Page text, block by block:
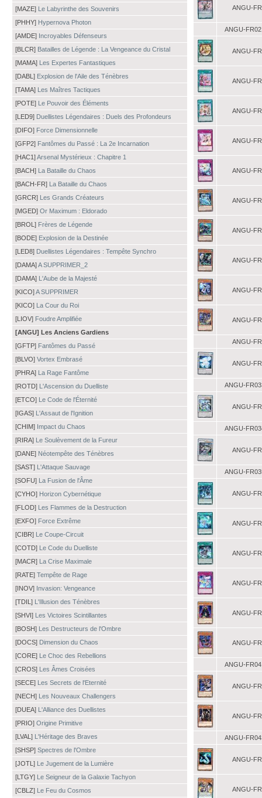
[MAZE] Le Labyrinthe des Souvenirs
[PHHY] Hypernova Photon
[AMDE] Incroyables Défenseurs
[BLCR] Batailles de Légende : La Vengeance du Cristal
[MAMA] Les Expertes Fantastiques
[DABL] Explosion de l'Aile des Ténèbres
[TAMA] Les Maîtres Tactiques
[POTE] Le Pouvoir des Éléments
[LED9] Duellistes Légendaires : Duels des Profondeurs
[DIFO] Force Dimensionnelle
[GFP2] Fantômes du Passé : La 2e Incarnation
[HAC1]Arsenal Mystérieux : Chapitre 1
[BACH] La Bataille du Chaos
[BACH-FR] La Bataille du Chaos
[GRCR] Les Grands Créateurs
[MGED] Or Maximum : Eldorado
[BROL] Frères de Légende
[BODE] Explosion de la Destinée
[LED8] Duellistes Légendaires : Tempête Synchro
[DAMA]A SUPPRIMER_2
[DAMA] L'Aube de la Majesté
[KICO]A SUPPRIMER
[KICO] La Cour du Roi
[LIOV] Foudre Amplifiée
[ANGU] Les Anciens Gardiens
[GFTP] Fantômes du Passé
[BLVO] Vortex Embrasé
[PHRA] La Rage Fantôme
[ROTD] L'Ascension du Duelliste
[ETCO] Le Code de l'Éternité
[IGAS] L'Assaut de l'Ignition
[CHIM] Impact du Chaos
[RIRA] Le Soulèvement de la Fureur
[DANE] Néotempête des Ténèbres
[SAST] L'Attaque Sauvage
[SOFU] La Fusion de l'Âme
[CYHO] Horizon Cybernétique
[FLOD] Les Flammes de la Destruction
[EXFO] Force Extrême
[CIBR] Le Coupe-Circuit
[COTD] Le Code du Duelliste
[MACR] La Crise Maximale
[RATE] Tempête de Rage
[INOV] Invasion: Vengeance
[TDIL] L'Illusion des Ténèbres
[SHVI] Les Victoires Scintillantes
[BOSH] Les Destructeurs de l'Ombre
[DOCS] Dimension du Chaos
[CORE] Le Choc des Rebellions
[CROS] Les Âmes Croisées
[SECE] Les Secrets de l'Eternité
[NECH] Les Nouveaux Challengers
[DUEA] L'Alliance des Duellistes
[PRIO] Origine Primitive
[LVAL] L'Héritage des Braves
[SHSP] Spectres de l'Ombre
[JOTL] Le Jugement de la Lumière
[LTGY] Le Seigneur de la Galaxie Tachyon
[CBLZ] Le Feu du Cosmos
ANGU-
ANGU-
ANGU-
ANGU-
ANGU-
ANGU-
ANGU-
ANGU-
ANGU-
ANGU-
ANGU-
ANGU-
ANGU-
ANGU-
ANGU-
ANGU-
ANGU-
ANGU-
ANGU-
ANGU-
ANGU-
ANGU-
ANGU-
ANGU-
ANGU-
ANGU-
ANGU-
ANGU-
ANGU-
ANGU-
ANGU-